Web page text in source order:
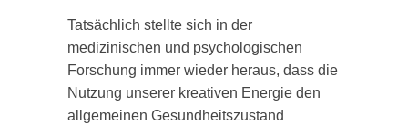
Tatsächlich stellte sich in der
medizinischen und psychologischen
Forschung immer wieder heraus, dass die
Nutzung unserer kreativen Energie den
allgemeinen Gesundheitszustand